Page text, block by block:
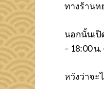
ทางร้าน
นอกนั้นเปิ
– 18:00 น.
หวังว่าจะ